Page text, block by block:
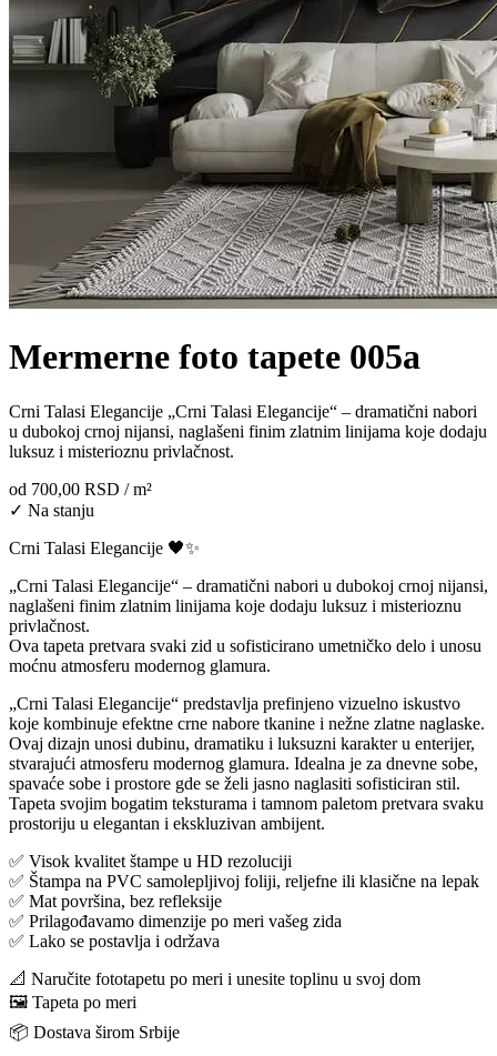
Mermerne foto tapete 005a
Crni Talasi Elegancije „Crni Talasi Elegancije“ – dramatični nabori
u dubokoj crnoj nijansi, naglašeni finim zlatnim linijama koje dodaju
luksuz i misterioznu privlačnost.
od 700,00 RSD / m²
✓ Na stanju
Crni Talasi Elegancije 🖤✨
„Crni Talasi Elegancije“ – dramatični nabori u dubokoj crnoj nijansi,
naglašeni finim zlatnim linijama koje dodaju luksuz i misterioznu
privlačnost.
Ova tapeta pretvara svaki zid u sofisticirano umetničko delo i unosu
moćnu atmosferu modernog glamura.
„Crni Talasi Elegancije“ predstavlja prefinjeno vizuelno iskustvo
koje kombinuje efektne crne nabore tkanine i nežne zlatne naglaske.
Ovaj dizajn unosi dubinu, dramatiku i luksuzni karakter u enterijer,
stvarajući atmosferu modernog glamura. Idealna je za dnevne sobe,
spavaće sobe i prostore gde se želi jasno naglasiti sofisticiran stil.
Tapeta svojim bogatim teksturama i tamnom paletom pretvara svaku
prostoriju u elegantan i ekskluzivan ambijent.
✅ Visok kvalitet štampe u HD rezoluciji
✅ Štampa na PVC samolepljivoj foliji, reljefne ili klasične na lepak
✅ Mat površina, bez refleksije
✅ Prilagođavamo dimenzije po meri vašeg zida
✅ Lako se postavlja i održava
📐 Naručite fototapetu po meri i unesite toplinu u svoj dom
🖼️ Tapeta po meri
📦 Dostava širom Srbije